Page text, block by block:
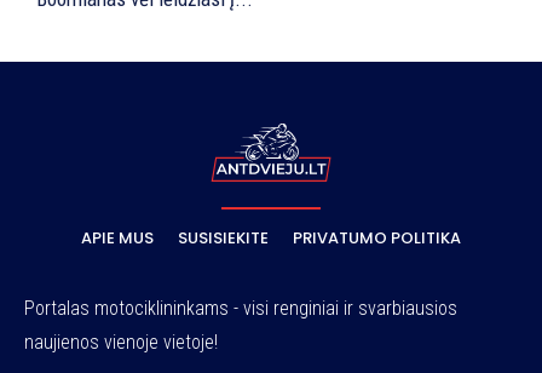
APIE MUS SUSISIEKITE PRIVATUMO POLITIKA
Portalas motociklininkams - visi renginiai ir svarbiausios
naujienos vienoje vietoje!